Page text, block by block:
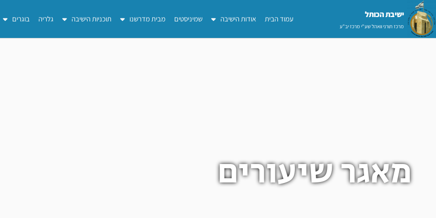
דילוג
לתוכן
ישיבת הכותל​
מרכז תורני וואהל שע"י מרכז יב"ע
עמוד הבית אודות הישיבה שמיניסטים מבית מדרשנו תוכניות הישיבה גלריה בוגרים
מאגר שיעורים